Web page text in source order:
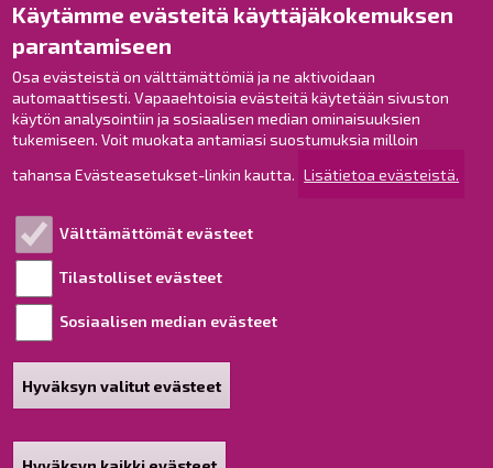
Käytämme evästeitä käyttäjäkokemuksen
parantamiseen
Osa evästeistä on välttämättömiä ja ne aktivoidaan
automaattisesti. Vapaaehtoisia evästeitä käytetään sivuston
käytön analysointiin ja sosiaalisen median ominaisuuksien
tukemiseen. Voit muokata antamiasi suostumuksia milloin
tahansa Evästeasetukset-linkin kautta. Lisätietoa evästeistä.
Välttämättömät evästeet
Tilastolliset evästeet
Sosiaalisen median evästeet
Hyväksyn valitut evästeet
Raahe Facebookissa
Raahe Instagramissa
Raahe LinkedInissä
Raahe YouTubessa
Viranhaltijapäätökset
Saavutettavuusseloste
Sivukartta